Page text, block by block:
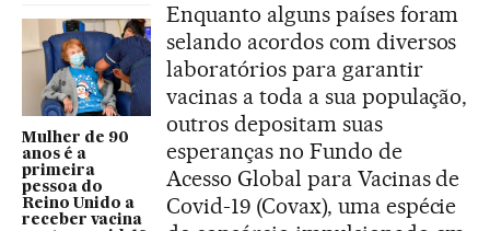
Mulher de 90
anos é a
primeira
pessoa do
Reino Unido a
receber vacina
Enquanto alguns países foram
selando acordos com diversos
laboratórios para garantir
vacinas a toda a sua população,
outros depositam suas
esperanças no Fundo de
Acesso Global para Vacinas de
Covid-19 (Covax), uma espécie